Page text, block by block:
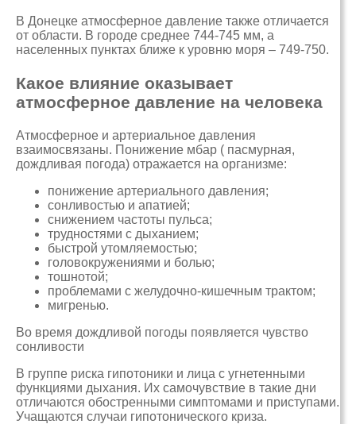
В Донецке атмосферное давление также отличается
от области. В городе среднее 744-745 мм, а
населенных пунктах ближе к уровню моря – 749-750.
Какое влияние оказывает
атмосферное давление на человека
Атмосферное и артериальное давления
взаимосвязаны. Понижение мбар ( пасмурная,
дождливая погода) отражается на организме:
понижение артериального давления;
сонливостью и апатией;
снижением частоты пульса;
трудностями с дыханием;
быстрой утомляемостью;
головокружениями и болью;
тошнотой;
проблемами с желудочно-кишечным трактом;
мигренью.
Во время дождливой погоды появляется чувство
сонливости
В группе риска гипотоники и лица с угнетенными
функциями дыхания. Их самочувствие в такие дни
отличаются обостренными симптомами и приступами.
Учащаются случаи гипотонического криза.